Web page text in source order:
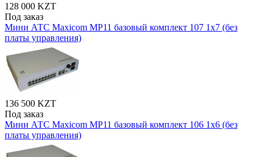
128 000 KZT
Под заказ
Мини АТС Maxicom MP11 базовый комплект 107 1х7 (без
платы управления)
136 500 KZT
Под заказ
Мини АТС Maxicom MP11 базовый комплект 106 1х6 (без
платы управления)